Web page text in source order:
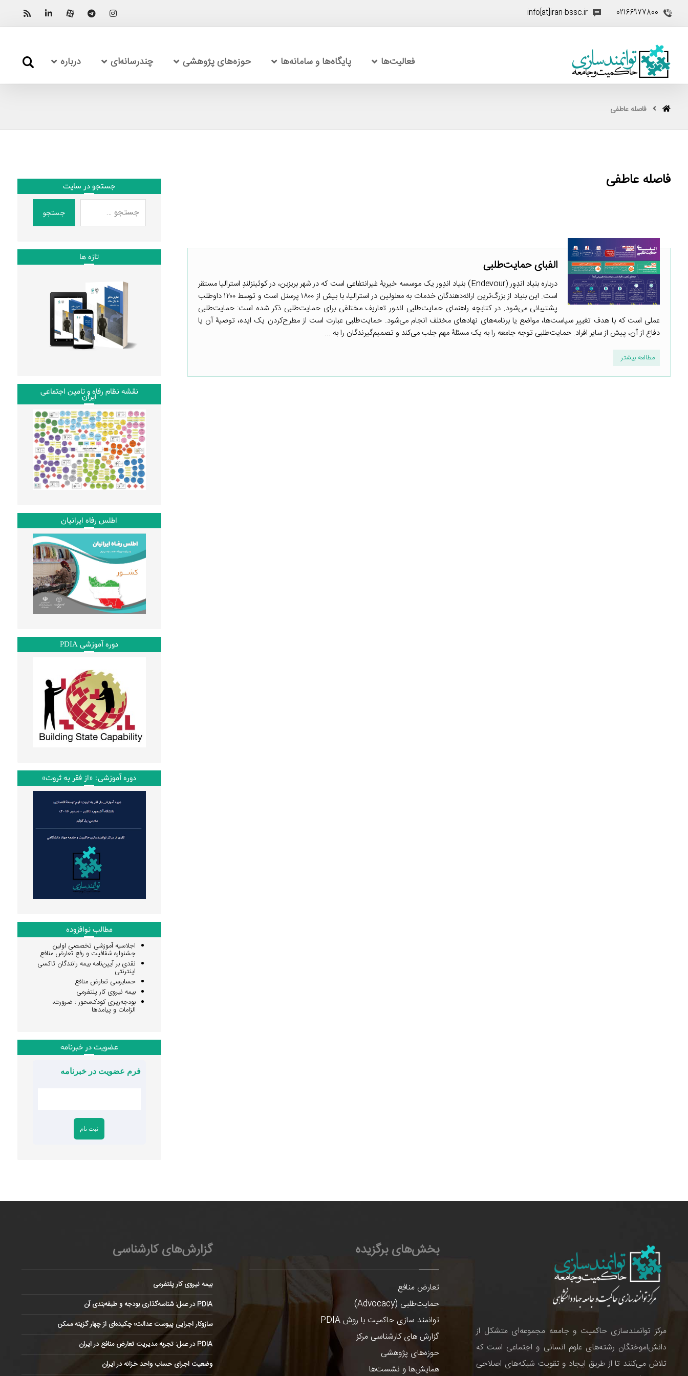
02166977800
info[at]iran-bssc.ir
فعالیت‌ها پایگاه‌ها و سامانه‌ها حوزه‌های پژوهشی چندرسانه‌ای درباره
فاصله عاطفی
فاصله عاطفی
الفبای حمایت‌طلبی
درباره بنیاد اندِوِر (Endevour) بنیاد اندِور یک موسسه خیریۀ غیرانتفاعی است که در شهر بریزبن، در کوئینزلندِ استرالیا مستقر
است. این بنیاد از بزرگ‌ترین ارائه‌دهندگان خدمات به معلولین در استرالیا، با بیش از ۱۸۰۰ پرسنل است و توسط ۱۲۰۰ داوطلب
پشتیبانی می‌شود. در کتابچه راهنمای حمایت‌طلبی اندور تعاریف مختلفی برای حمایت‌طلبی ذکر شده است: حمایت‌طلبی
عملی است که با هدف تغییر سیاست‌ها، مواضع یا برنامه‌های نهادهای مختلف انجام می‌شود. حمایت‌طلبی عبارت است از مطرح‌کردن یک ایده، توصیۀ آن یا
دفاع از آن، پیش از سایر افراد. حمایت‌طلبی توجه جامعه را به یک مسئلۀ مهم جلب می‌کند و تصمیم‌گیرندگان را به ...
مطالعه بیشتر
جستجو در سایت
جستجو
تازه ها
نقشه نظام رفاه و تامین اجتماعی
ایران
اطلس رفاه ایرانیان
دوره آموزشی PDIA
دوره آموزشی: «از فقر به ثروت»
مطالب نوافزوده
اجلاسیه آموزشی تخصصی اولین
جشنواره شفافیت و رفع تعارض منافع
نقدی بر آیین‌نامه بیمه رانندگان تاکسی
اینترنتی
حسابرسی تعارض منافع
بیمه نیروی کار پلتفرمی
بودجه‌ریزی کودک‌محور : ضرورت،
الزامات و پیامدها
عضویت در خبرنامه
فرم عضویت در خبرنامه
مرکز توانمندسازی حاکمیت و جامعه مجموعه‌ای متشکل از
دانش‌اموختگان رشته‌های علوم انسانی و اجتماعی است که
تلاش می‌کنند تا از طریق ایجاد و تقویت شبکه‌های اصلاحی
بخش‌های برگزیده
تعارض منافع
حمایت‌طلبی (Advocacy)
توانمند سازی حاکمیت با روش PDIA
گزارش های کارشناسی مرکز
حوزه‌های پژوهشی
همایش‌ها و نشست‌ها
گزارش‌های کارشناسی
بیمه نیروی کار پلتفرمی
PDIA در عمل: شناسه‌گذاری بودجه و طبقه‌بندی آن
سازوکار اجرایی پیوست عدالت؛ چکیده‌ای از چهار گزینه ممکن
PDIA در عمل: تجربه مدیریت تعارض منافع در ایران
وضعیت اجرای حساب واحد خزانه در ایران